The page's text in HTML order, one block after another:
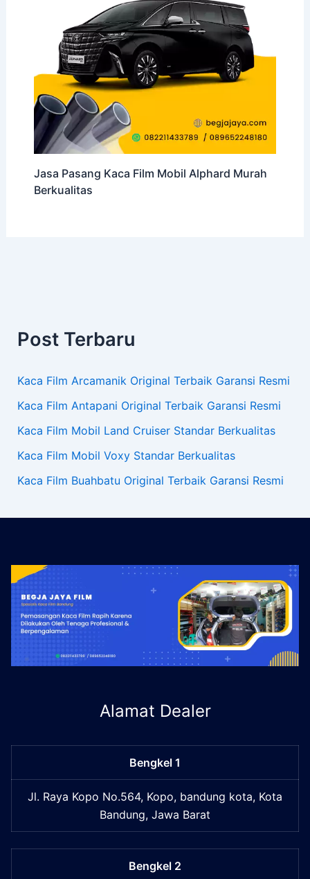
Jasa Pasang Kaca Film Mobil Alphard Murah
Berkualitas
Post Terbaru
Kaca Film Arcamanik Original Terbaik Garansi Resmi
Kaca Film Antapani Original Terbaik Garansi Resmi
Kaca Film Mobil Land Cruiser Standar Berkualitas
Kaca Film Mobil Voxy Standar Berkualitas
Kaca Film Buahbatu Original Terbaik Garansi Resmi
Alamat Dealer
Bengkel 1
Jl. Raya Kopo No.564, Kopo, bandung kota, Kota
Bandung, Jawa Barat
Bengkel 2